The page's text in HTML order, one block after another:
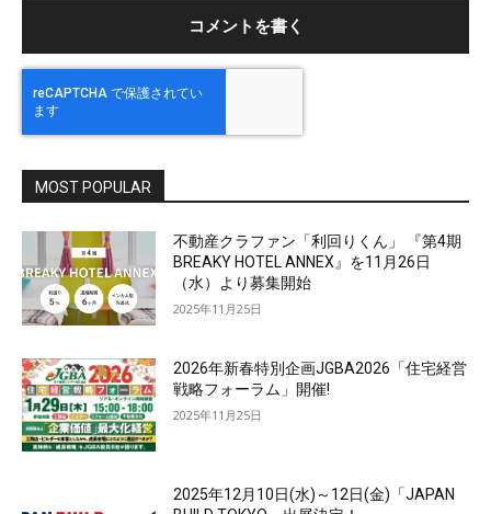
MOST POPULAR
不動産クラファン「利回りくん」 『第4期
BREAKY HOTEL ANNEX』を11月26日
（水）より募集開始
2025年11月25日
2026年新春特別企画JGBA2026「住宅経営
戦略フォーラム」開催!
2025年11月25日
2025年12月10日(水)～12日(金)「JAPAN